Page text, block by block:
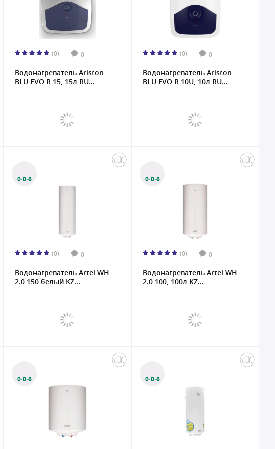
(0) 0
Водонагреватель Ariston
BLU EVO R 15, 15л RU...
(0) 0
Водонагреватель Ariston
BLU EVO R 10U, 10л RU...
0·0·6
(0) 0
Водонагреватель Artel WH
2.0 150 белый KZ...
0·0·6
(0) 0
Водонагреватель Artel WH
2.0 100, 100л KZ...
0·0·6 0·0·6